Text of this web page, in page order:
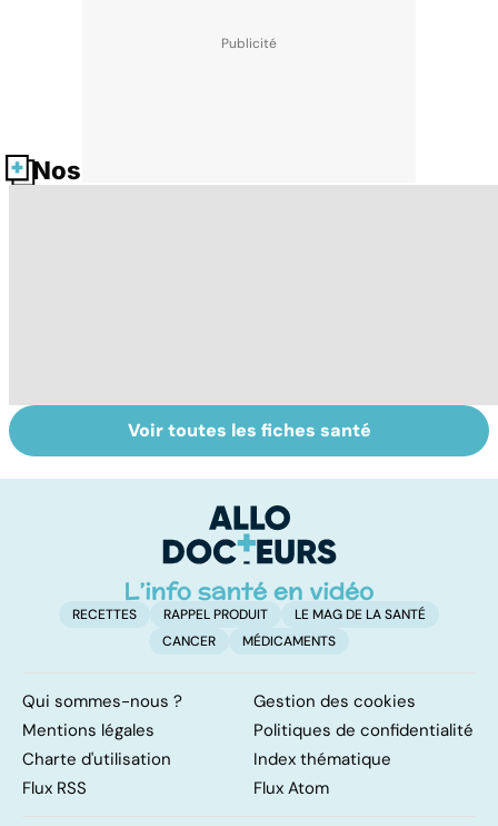
Nos fiches santé
Tout savoir sur
les infections
Inflammation des
amygdales : que
d'angine ?
Voir toutes les fiches santé
RECETTES RAPPEL PRODUIT
LE MAG DE LA SANTÉ
CANCER
MÉDICAMENTS
Qui sommes-nous ?
Gestion des cookies
Mentions légales
Politiques de confidentialité
Charte d'utilisation
Index thématique
Flux RSS
Flux Atom